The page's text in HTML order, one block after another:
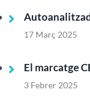
17 Març 2025
El marcatge
3 Febrer 2025